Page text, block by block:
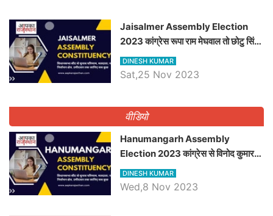
​​​​​​​Jaisalmer Assembly Election
2023 कांग्रेस रूपा राम मेघवाल तो छोटु सिंह
भाटी होंगे भाजपा उम्मीदवार, जानिये जैसलमेर
विधानसभा सीट के ताजा समीकरण
DINESH KUMAR
Sat,25 Nov 2023
वीडियो
Hanumangarh Assembly
Election 2023 कांग्रेस से विनोद कुमार
चौधरी तो अमित चौधरी होंगे भाजपा उम्मीदवार,
जानिये हनुमानगढ़ विधानसभा सीट के ताजा
DINESH KUMAR
Wed,8 Nov 2023